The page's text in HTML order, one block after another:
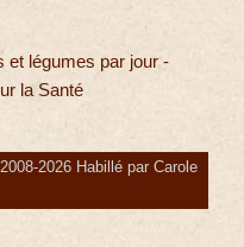
et légumes par jour -
la Santé
2026 Habillé par Carole